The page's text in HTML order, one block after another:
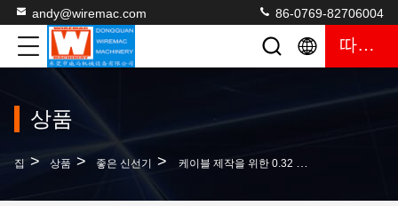
andy@wiremac.com 86-0769-82706004
따옴표
상품
집 > 상품 > 좋은 신선기 > 케이블 제작을 위한 0.32 밀리미터에 대한 고속도 AWG 신선기 0.08